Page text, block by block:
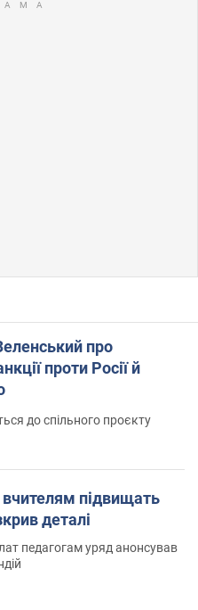
про
проти Росії й
до спільного проєкту
підвищать
деталі
педагогам уряд анонсував